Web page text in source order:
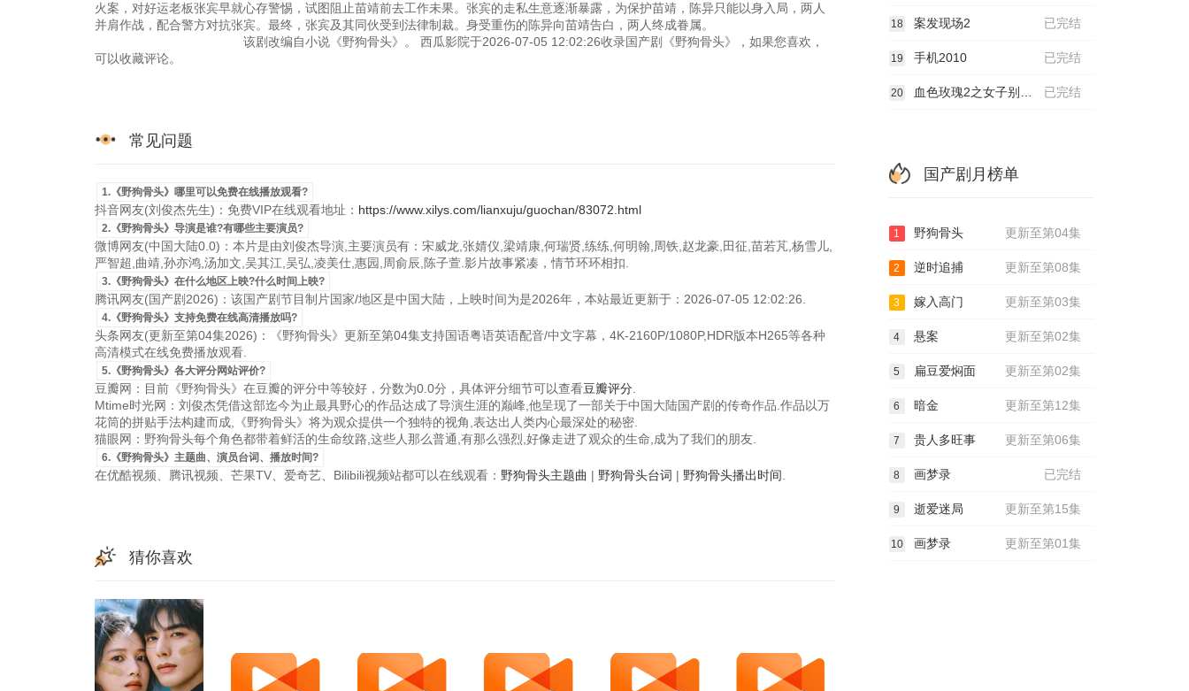
火案，对好运老板张宾早就心存警惕，试图阻止苗靖前去工作未果。张宾的走私生意逐渐暴露，为保护苗靖，陈异只能以身入局，两人
并肩作战，配合警方对抗张宾。最终，张宾及其同伙受到法律制裁。身受重伤的陈异向苗靖告白，两人终成眷属。
该剧改编自小说《野狗骨头》。 西瓜影院于2026-07-05 12:02:26收录国产剧《野狗骨头》，如果您喜欢，
可以收藏评论。
常见问题
1.《野狗骨头》哪里可以免费在线播放观看?
抖音网友(刘俊杰先生)：免费VIP在线观看地址： https://www.xilys.com/lianxuju/guochan/83072.html
2.《野狗骨头》导演是谁?有哪些主要演员?
微博网友(中国大陆0.0)：本片是由刘俊杰导演,主要演员有：宋威龙,张婧仪,梁靖康,何瑞贤,练练,何明翰,周铁,赵龙豪,田征,苗若芃,杨雪儿,
严智超,曲靖,孙亦鸿,汤加文,吴其江,吴弘,凌美仕,惠园,周俞辰,陈子萱.影片故事紧凑，情节环环相扣.
3.《野狗骨头》在什么地区上映?什么时间上映?
腾讯网友(国产剧2026)：该国产剧节目制片国家/地区是中国大陆，上映时间为是2026年，本站最近更新于：2026-07-05 12:02:26.
4.《野狗骨头》支持免费在线高清播放吗?
头条网友(更新至第04集2026)：《野狗骨头》更新至第04集支持国语粤语英语配音/中文字幕，4K-2160P/1080P,HDR版本H265等各种
高清模式在线免费播放观看.
5.《野狗骨头》各大评分网站评价?
豆瓣网：目前《野狗骨头》在豆瓣的评分中等较好，分数为0.0分，具体评分细节可以查看豆瓣评分
Mtime时光网：刘俊杰凭借这部迄今为止最具野心的作品达成了导演生涯的巅峰,他呈现了一部关于中国大陆国产剧的传奇作品.作品以万
花筒的拼贴手法构建而成,《野狗骨头》将为观众提供一个独特的视角,表达出人类内心最深处的秘密.
猫眼网：野狗骨头每个角色都带着鲜活的生命纹路,这些人那么普通,有那么强烈,好像走进了观众的生命,成为了我们的朋友.
6.《野狗骨头》主题曲、演员台词、播放时间?
在优酷视频、腾讯视频、芒果TV、爱奇艺、Bilibili视频站都可以在线观看： 野狗骨头主题曲 | 野狗骨头台词 | 野狗骨头播出时间
猜你喜欢
已完结
18 案发现场2
已完结
19 手机2010
已完结
20 血色玫瑰2之女子别动队
国产剧月榜单
更新至第04集
1 野狗骨头
更新至第08集
2 逆时追捕
更新至第03集
3 嫁入高门
更新至第02集
4 悬案
更新至第02集
5 扁豆爱焖面
更新至第12集
6 暗金
更新至第06集
7 贵人多旺事
已完结
8 画梦录
更新至第15集
9 逝爱迷局
更新至第01集
10 画梦录